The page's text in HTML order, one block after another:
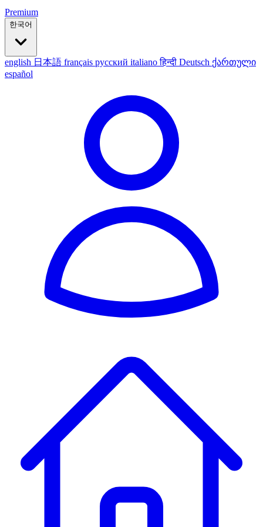
Premium
한국어
english 日本語 français русский italianoहिन्दी Deutsch ქართული
español